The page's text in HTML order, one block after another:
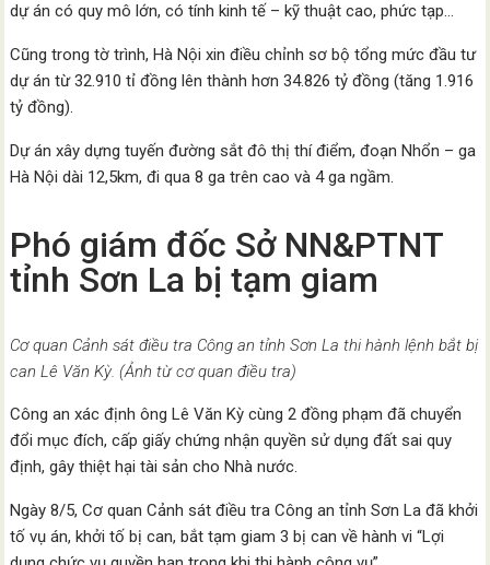
dự án có quy mô lớn, có tính kinh tế – kỹ thuật cao, phức tạp…
Cũng trong tờ trình, Hà Nội xin điều chỉnh sơ bộ tổng mức đầu tư
dự án từ 32.910 tỉ đồng lên thành hơn 34.826 tỷ đồng (tăng 1.916
tỷ đồng).
Dự án xây dựng tuyến đường sắt đô thị thí điểm, đoạn Nhổn – ga
Hà Nội dài 12,5km, đi qua 8 ga trên cao và 4 ga ngầm.
Phó giám đốc Sở NN&PTNT
tỉnh Sơn La bị tạm giam
Cơ quan Cảnh sát điều tra Công an tỉnh Sơn La thi hành lệnh bắt bị
can Lê Văn Kỳ. (Ảnh từ cơ quan điều tra)
Công an xác định ông Lê Văn Kỳ cùng 2 đồng phạm đã chuyển
đổi mục đích, cấp giấy chứng nhận quyền sử dụng đất sai quy
định, gây thiệt hại tài sản cho Nhà nước.
Ngày 8/5, Cơ quan Cảnh sát điều tra Công an tỉnh Sơn La đã khởi
tố vụ án, khởi tố bị can, bắt tạm giam 3 bị can về hành vi “Lợi